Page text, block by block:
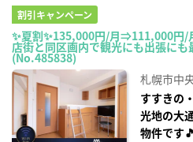
割引キャンペーン
✨夏割✨135,000円/月⇒111,000円/
店街と同区画内で観光にも出張にも
(No.485838)
札幌市中
すすきの
光地の大
物件です🎵